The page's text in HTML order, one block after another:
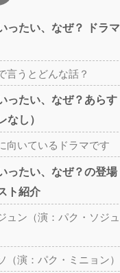
ったい、なぜ？ ドラマ
言うとどんな話？
ったい、なぜ？あらす
なし）
向いているドラマです
ったい、なぜ？の登場
ト紹介
ュン（演：パク・ソジュ
（演：パク・ミニョン）